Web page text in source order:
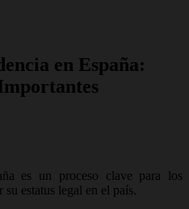
en España:
es un proceso clave para los
estatus legal en el país.